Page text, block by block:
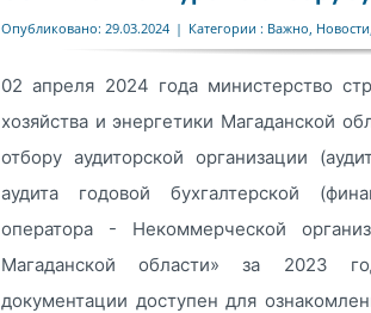
Опубликовано: 29.03.2024 | Категории : Важно Новости
02 апреля 2024 года министерство
хозяйства и энергетики Магаданской
отбору аудиторской организации
аудита годовой бухгалтерской
оператора - Некоммерческой
Магаданской области» за 2023
документации доступен для